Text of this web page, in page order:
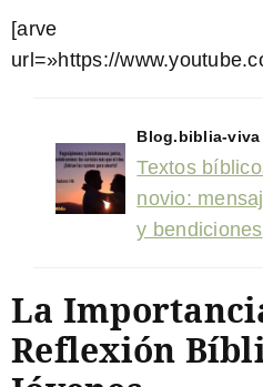
[arve
url=»https://
Blog.biblia-viva
Textos
novio:
y bendiciones
La
Reflexión